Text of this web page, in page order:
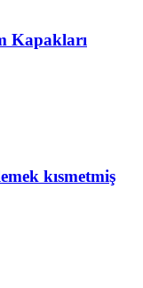
Kapakları
kısmetmiş